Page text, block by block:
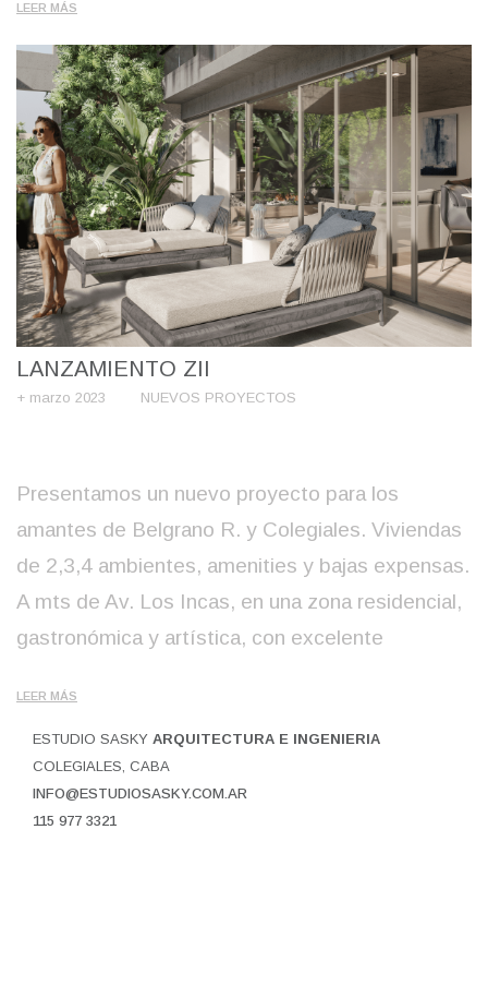
LEER MÁS
LANZAMIENTO ZII
+ marzo 2023 NUEVOS PROYECTOS
Presentamos un nuevo proyecto para los
amantes de Belgrano R. y Colegiales. Viviendas
de 2,3,4 ambientes, amenities y bajas expensas.
A mts de Av. Los Incas, en una zona residencial,
gastronómica y artística, con excelente
LEER MÁS
ESTUDIO SASKY ARQUITECTURA E INGENIERIA
COLEGIALES, CABA
INFO@ESTUDIOSASKY.COM.AR
115 977 3321